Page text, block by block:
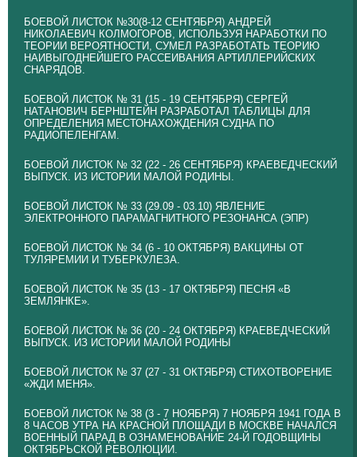
БОЕВОЙ ЛИСТОК №30(8-12 СЕНТЯБРЯ) АНДРЕЙ
НИКОЛАЕВИЧ КОЛМОГОРОВ, ИСПОЛЬЗУЯ НАРАБОТКИ ПО
ТЕОРИИ ВЕРОЯТНОСТИ, СУМЕЛ РАЗРАБОТАТЬ ТЕОРИЮ
НАИВЫГОДНЕЙШЕГО РАССЕИВАНИЯ АРТИЛЛЕРИЙСКИХ
СНАРЯДОВ.
БОЕВОЙ ЛИСТОК № 31 (15 - 19 СЕНТЯБРЯ) СЕРГЕЙ
НАТАНОВИЧ БЕРНШТЕЙН РАЗРАБОТАЛ ТАБЛИЦЫ ДЛЯ
ОПРЕДЕЛЕНИЯ МЕСТОНАХОЖДЕНИЯ СУДНА ПО
РАДИОПЕЛЕНГАМ.
БОЕВОЙ ЛИСТОК № 32 (22 - 26 СЕНТЯБРЯ) КРАЕВЕДЧЕСКИЙ
ВЫПУСК. ИЗ ИСТОРИИ МАЛОЙ РОДИНЫ.
БОЕВОЙ ЛИСТОК № 33 (29.09 - 03.10) ЯВЛЕНИЕ
ЭЛЕКТРОННОГО ПАРАМАГНИТНОГО РЕЗОНАНСА (ЭПР)
БОЕВОЙ ЛИСТОК № 34 (6 - 10 ОКТЯБРЯ) ВАКЦИНЫ ОТ
ТУЛЯРЕМИИ И ТУБЕРКУЛЕЗА.
БОЕВОЙ ЛИСТОК № 35 (13 - 17 ОКТЯБРЯ) ПЕСНЯ «В
ЗЕМЛЯНКЕ».
БОЕВОЙ ЛИСТОК № 36 (20 - 24 ОКТЯБРЯ) КРАЕВЕДЧЕСКИЙ
ВЫПУСК. ИЗ ИСТОРИИ МАЛОЙ РОДИНЫ
БОЕВОЙ ЛИСТОК № 37 (27 - 31 ОКТЯБРЯ) СТИХОТВОРЕНИЕ
«ЖДИ МЕНЯ».
БОЕВОЙ ЛИСТОК № 38 (3 - 7 НОЯБРЯ) 7 НОЯБРЯ 1941 ГОДА В
8 ЧАСОВ УТРА НА КРАСНОЙ ПЛОЩАДИ В МОСКВЕ НАЧАЛСЯ
ВОЕННЫЙ ПАРАД В ОЗНАМЕНОВАНИЕ 24-Й ГОДОВЩИНЫ
ОКТЯБРЬСКОЙ РЕВОЛЮЦИИ.